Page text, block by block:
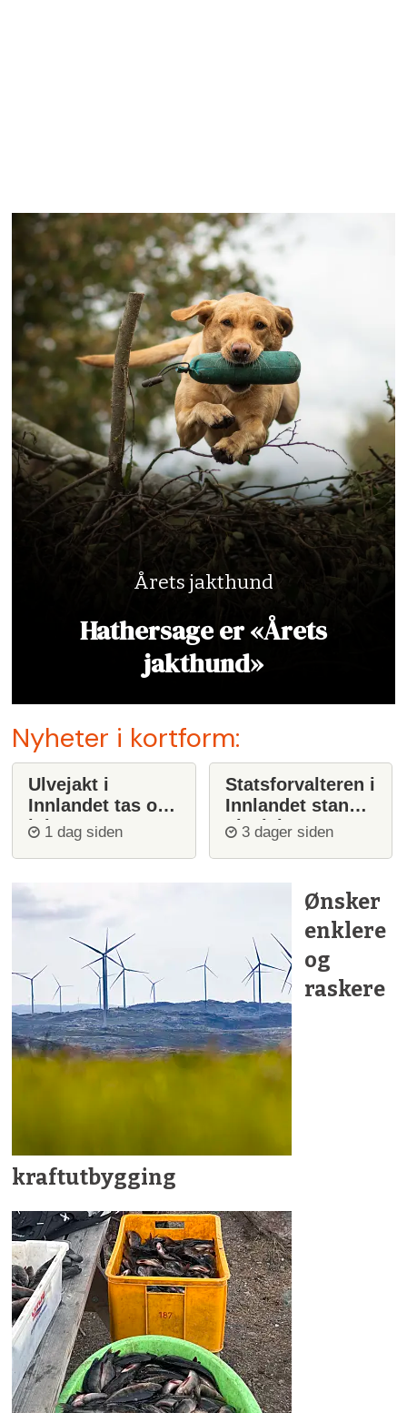
Årets jakthund
Hathersage er «Årets
jakthund»
Nyheter i kortform:
Ulvejakt i
Innlandet tas opp
igjen
1 dag siden
Statsforvalteren i
Innlandet stanser
ulvejakt
3 dager siden
Ønsker
enklere
og
raskere
kraftutbygging